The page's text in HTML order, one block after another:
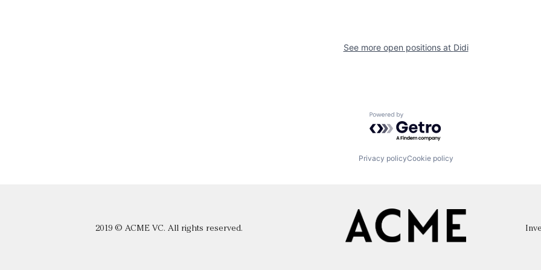
See more open positions at Didi
Powered by Getro.com
Privacy policyCookie policy
2019 © ACME VC. All rights reserved.